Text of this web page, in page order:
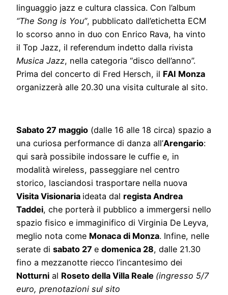
linguaggio jazz e cultura classica. Con l’album
“The Song is You”, pubblicato dall’etichetta ECM
lo scorso anno in duo con Enrico Rava, ha vinto
il Top Jazz, il referendum indetto dalla rivista
Musica Jazz, nella categoria “disco dell’anno”.
Prima del concerto di Fred Hersch, il FAI Monza
organizzerà alle 20.30 una visita culturale al sito.
Sabato 27 maggio (dalle 16 alle 18 circa) spazio a
una curiosa performance di danza all’Arengario:
qui sarà possibile indossare le cuffie e, in
modalità wireless, passeggiare nel centro
storico, lasciandosi trasportare nella nuova
Visita Visionaria ideata dal regista Andrea
Taddei, che porterà il pubblico a immergersi nello
spazio fisico e immaginifico di Virginia De Leyva,
meglio nota come Monaca di Monza. Infine, nelle
serate di sabato 27 e domenica 28, dalle 21.30
fino a mezzanotte riecco l’incantesimo dei
Notturni al Roseto della Villa Reale (ingresso 5/7
euro, prenotazioni sul sito